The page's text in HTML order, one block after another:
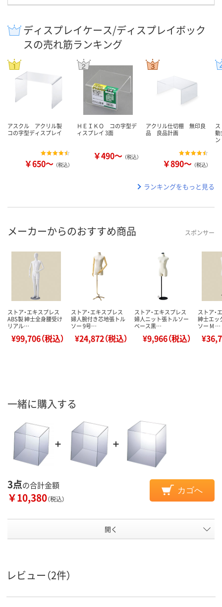
ディスプレイケース/ディスプレイボック
スの売れ筋ランキング
アスクル アクリル製
コの字型ディスプレイ
￥650～ （税込）
ＨＥＩＫＯ コの字型デ
ィスプレイ 3面
￥490～ （税込）
アクリル仕切棚 無印良
品 良品計画
￥890～ （税込）
動
ランキングをもっと見る
メーカーからのおすすめ商品 スポンサー
ストア・エキスプレス
ABS製 紳士全身腰受け
リアル…
¥99,706（税込）
ストア・エキスプレス
婦人腕付き芯地張トル
ソー 9号…
¥24,872（税込）
ストア・エキスプレス
婦人ニット張トルソー
ベース黒…
¥9,966（税込）
ストア・
紳士エッ
ソー M …
一緒に購入する
3点の合計金額
￥10,380（税込）
カゴへ
開く
レビュー（2件）